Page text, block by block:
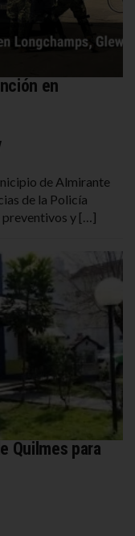
en
de Almirante
de la Policía
preventivos y […]
Quilmes para